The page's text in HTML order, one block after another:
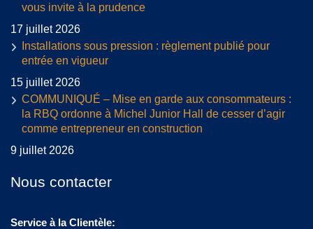
vous invite à la prudence
17 juillet 2026
Installations sous pression : règlement publié pour
entrée en vigueur
15 juillet 2026
COMMUNIQUÉ – Mise en garde aux consommateurs :
la RBQ ordonne à Michel Junior Hall de cesser d’agir
comme entrepreneur en construction
9 juillet 2026
Nous contacter
Service à la Clientèle: